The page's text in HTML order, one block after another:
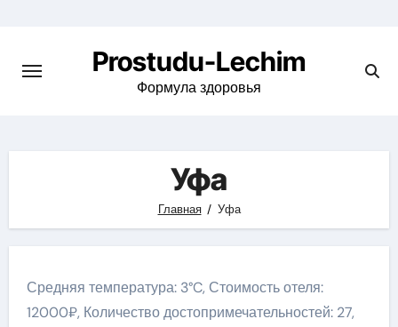
содержимому
Prostudu-Lechim
Формула здоровья
Уфа
Главная Уфа
Средняя температура: 3°C, Стоимость отеля:
12000₽, Количество достопримечательностей: 27,